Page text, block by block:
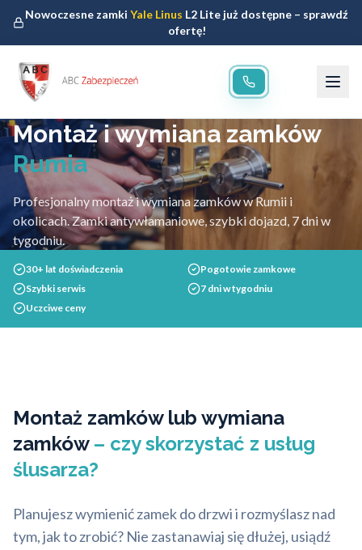
Nowoczesne zamkiYale Linus L2 Lite już dostępne – sprawdź
ofertę!
Montaż i wymiana zamków
Rumia
Profesjonalny montaż i wymiana zamków w Rumii i
okolicach. Zamki antywłamaniowe, szybki dojazd, 7 dni w
tygodniu.
30+ lat doświadczenia
Pogotowie zamkowe
Szybki serwis
7 dni w tygodniu
Uczciwe ceny
Montaż zamków lub wymiana
zamków – czy skorzystać z usług
ślusarza?
Planujesz wymienić zamek do drzwi i rozmyślasz nad
tym, jak to zrobić? Nie zastanawiaj się dłużej, usiądź